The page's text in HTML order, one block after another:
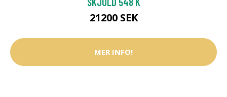
21200 SEK
MER INFO!